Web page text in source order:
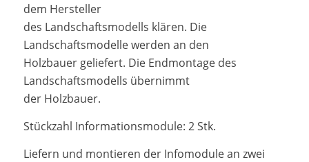
dem Hersteller
des Landschaftsmodells klären. Die
Landschaftsmodelle werden an den
Holzbauer geliefert. Die Endmontage des
Landschaftsmodells übernimmt
der Holzbauer.
Stückzahl Informationsmodule: 2 Stk.
Liefern und montieren der Infomodule an zwei